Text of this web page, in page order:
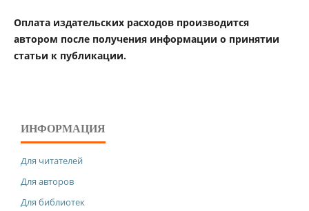
Оплата издательских расходов производится
автором после получения информации о принятии
статьи к публикации.
ИНФОРМАЦИЯ
Для читателей
Для авторов
Для библиотек